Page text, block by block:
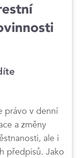
právo v denní
a změny
ale i
předpisů. Jako